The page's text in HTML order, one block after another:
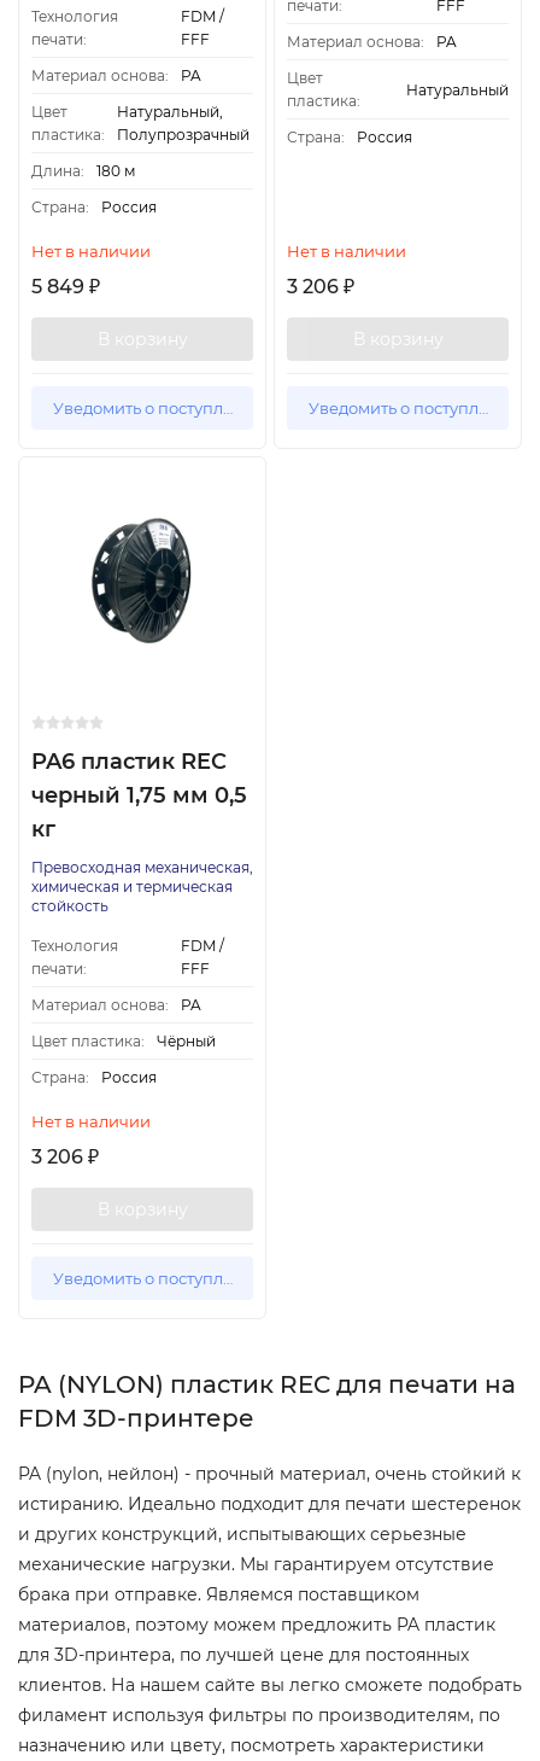
Технология
печати:
FDM /
FFF
Материал основа:
PA
Цвет
пластика:
Натуральный,
Полупрозрачный
Длина:
180 м
Страна:
Россия
Нет в наличии
5 849 ₽
В корзину
Уведомить о поступлении
печати:
FFF
Материал основа:
PA
Цвет
пластика:
Натуральный
Страна: Россия
Нет в наличии
3 206 ₽
В корзину
Уведомить о поступлении
PA6 пластик REC
черный 1,75 мм 0,5
кг
Превосходная механическая,
химическая и термическая
стойкость
Технология
печати:
FDM /
FFF
Материал основа:
PA
Цвет пластика:
Чёрный
Страна:
Россия
Нет в наличии
3 206 ₽
В корзину
Уведомить о поступлении
PA (NYLON) пластик REC для печати на
FDM 3D-принтере
PA (nylon, нейлон) - прочный материал, очень стойкий к
истиранию. Идеально подходит для печати шестеренок
и других конструкций, испытывающих серьезные
механические нагрузки. Мы гарантируем отсутствие
брака при отправке. Являемся поставщиком
материалов, поэтому можем предложить PA пластик
для 3D-принтера, по лучшей цене для постоянных
клиентов. На нашем сайте вы легко сможете подобрать
филамент используя фильтры по производителям, по
назначению или цвету, посмотреть характеристики